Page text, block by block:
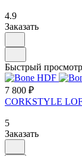
4.9
Заказать
Быстрый просмотр
7 800 ₽
CORKSTYLE
5
Заказать